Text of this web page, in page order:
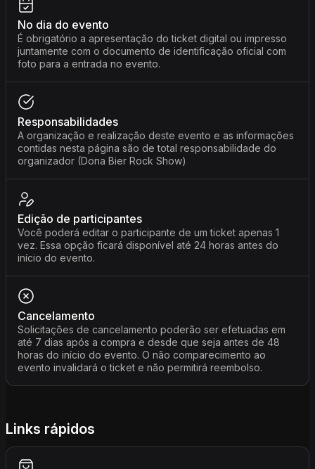
No dia do evento
É obrigatório a apresentação do ticket digital ou impresso
juntamente com o documento de identificação oficial com
foto para a entrada no evento.
Responsabilidades
A organização e realização deste evento e as informações
contidas nesta página são de total responsabilidade do
organizador (Dona Bier Rock Show)
Edição de participantes
Você poderá editar o participante de um ticket apenas 1
vez. Essa opção ficará disponível até 24 horas antes do
início do evento.
Cancelamento
Solicitações de cancelamento poderão ser efetuadas em
até 7 dias após a compra e desde que seja antes de 48
horas do início do evento. O não comparecimento ao
evento invalidará o ticket e não permitirá reembolso.
Links rápidos